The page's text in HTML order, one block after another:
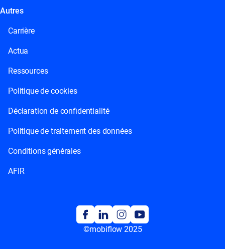
Autres
Carrière
Actua
Ressources
Politique de cookies
Déclaration de confidentialité
Politique de traitement des données
Conditions générales
AFIR
©mobiflow 2025